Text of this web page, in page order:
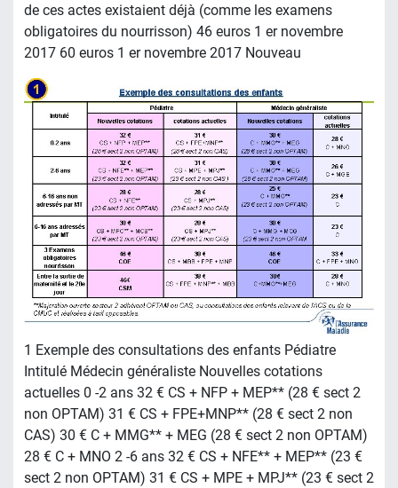
de ces actes existaient déjà (comme les examens
obligatoires du nourrisson) 46 euros 1 er novembre
2017 60 euros 1 er novembre 2017 Nouveau
1 Exemple des consultations des enfants Pédiatre
Intitulé Médecin généraliste Nouvelles cotations
actuelles 0 -2 ans 32 € CS + NFP + MEP** (28 € sect 2
non OPTAM) 31 € CS + FPE+MNP** (28 € sect 2 non
CAS) 30 € C + MMG** + MEG (28 € sect 2 non OPTAM)
28 € C + MNO 2 -6 ans 32 € CS + NFE** + MEP** (23 €
sect 2 non OPTAM) 31 € CS + MPE + MPJ** (23 € sect 2